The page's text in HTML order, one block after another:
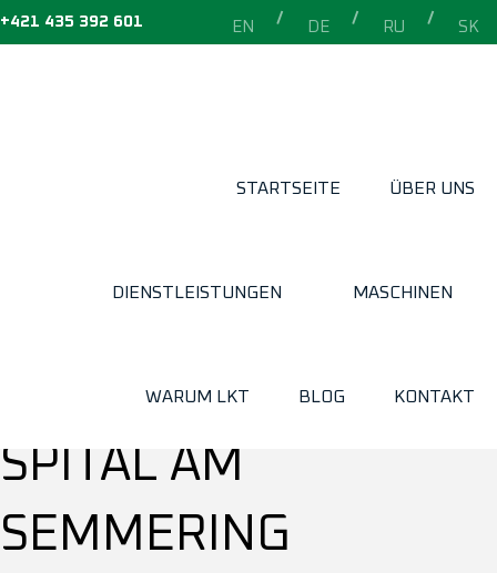
+421 435 392 601 EN DE RU SK
STARTSEITE ÜBER UNS
DIENSTLEISTUNGEN MASCHINEN
WARUM LKT BLOG KONTAKT
SPITAL AM
SEMMERING